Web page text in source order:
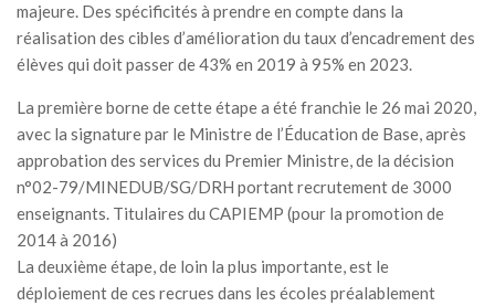
majeure. Des spécificités à prendre en compte dans la
réalisation des cibles d’amélioration du taux d’encadrement des
élèves qui doit passer de 43% en 2019 à 95% en 2023.
La première borne de cette étape a été franchie le 26 mai 2020,
avec la signature par le Ministre de l’Éducation de Base, après
approbation des services du Premier Ministre, de la décision
n°02-79/MINEDUB/SG/DRH portant recrutement de 3000
enseignants. Titulaires du CAPIEMP (pour la promotion de
2014 à 2016)
La deuxième étape, de loin la plus importante, est le
déploiement de ces recrues dans les écoles préalablement